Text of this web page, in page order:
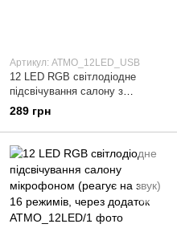
Артикул: ATMO_12LED_USB
12 LED RGB світлодіодне
підсвічування салону з
пультом і мікрофоном (реагує
на звук) 16 режимів, usb
289 грн